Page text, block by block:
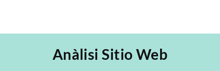
Anàlisi Sitio Web